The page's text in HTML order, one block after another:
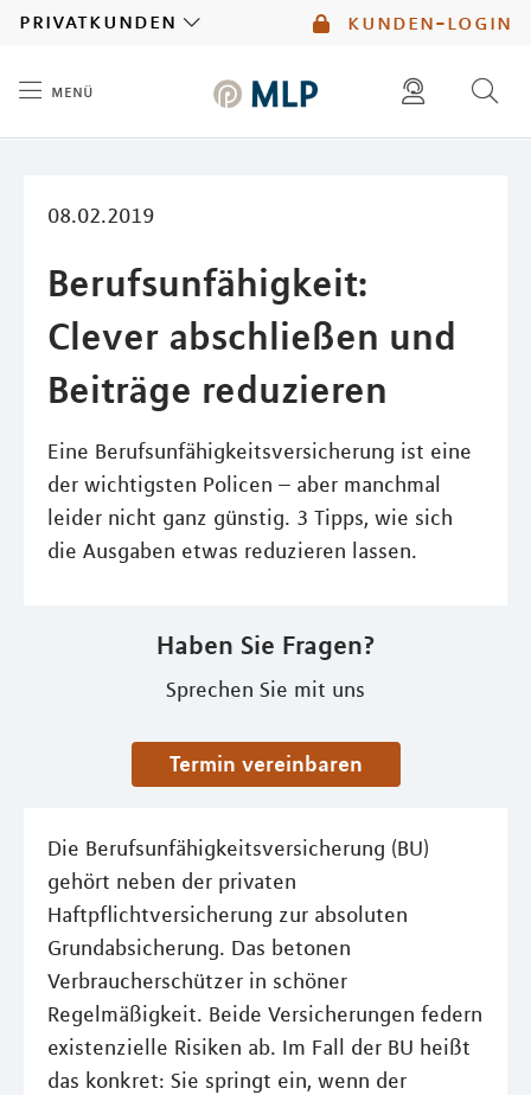
kunden-login
privatkunden
menü
08.02.2019
Berufsunfähigkeit:
Clever abschließen und
Beiträge reduzieren
Eine Berufsunfähigkeitsversicherung ist eine
der wichtigsten Policen – aber manchmal
leider nicht ganz günstig. 3 Tipps, wie sich
die Ausgaben etwas reduzieren lassen.
Haben Sie Fragen?
Sprechen Sie mit uns
Termin vereinbaren
Die Berufsunfähigkeitsversicherung (BU)
gehört neben der privaten
Haftpflichtversicherung zur absoluten
Grundabsicherung. Das betonen
Verbraucherschützer in schöner
Regelmäßigkeit. Beide Versicherungen federn
existenzielle Risiken ab. Im Fall der BU heißt
das konkret: Sie springt ein, wenn der